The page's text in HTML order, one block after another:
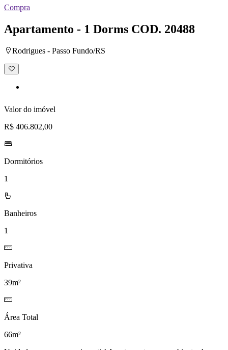
Compra
Apartamento - 1 Dorms COD. 20488
Rodrigues - Passo Fundo/RS
Adicionar
à
Valor do imóvel
R$ 406.802,00
Dormitórios
1
Banheiros
1
Privativa
39m²
Área Total
66m²